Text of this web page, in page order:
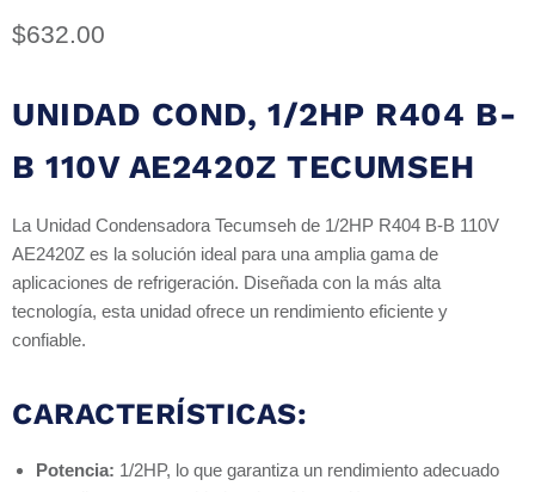
Precio actual
$632.00
UNIDAD COND, 1/2HP R404 B-
B 110V AE2420Z TECUMSEH
La Unidad Condensadora Tecumseh de 1/2HP R404 B-B 110V
AE2420Z es la solución ideal para una amplia gama de
aplicaciones de refrigeración. Diseñada con la más alta
tecnología, esta unidad ofrece un rendimiento eficiente y
confiable.
CARACTERÍSTICAS:
Potencia: 1/2HP, lo que garantiza un rendimiento adecuado